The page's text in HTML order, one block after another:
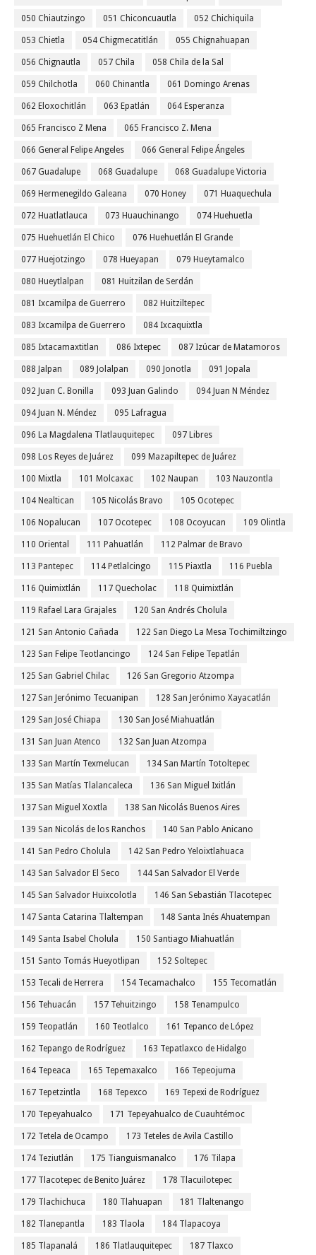
050 Chiautzingo 051 Chiconcuautla 052 Chichiquila
053 Chietla 054 Chigmecatitlán 055 Chignahuapan
056 Chignautla 057 Chila 058 Chila de la Sal
059 Chilchotla 060 Chinantla 061 Domingo Arenas
062 Eloxochitlán 063 Epatlán 064 Esperanza
065 Francisco Z Mena 065 Francisco Z. Mena
066 General Felipe Angeles 066 General Felipe Ángeles
067 Guadalupe 068 Guadalupe 068 Guadalupe Victoria
069 Hermenegildo Galeana 070 Honey 071 Huaquechula
072 Huatlatlauca 073 Huauchinango 074 Huehuetla
075 Huehuetlán El Chico 076 Huehuetlán El Grande
077 Huejotzingo 078 Hueyapan 079 Hueytamalco
080 Hueytlalpan 081 Huitzilan de Serdán
081 Ixcamilpa de Guerrero 082 Huitziltepec
083 Ixcamilpa de Guerrero 084 Ixcaquixtla
085 Ixtacamaxtitlan 086 Ixtepec 087 Izúcar de Matamoros
088 Jalpan 089 Jolalpan 090 Jonotla 091 Jopala
092 Juan C. Bonilla 093 Juan Galindo 094 Juan N Méndez
094 Juan N. Méndez 095 Lafragua
096 La Magdalena Tlatlauquitepec 097 Libres
098 Los Reyes de Juárez 099 Mazapiltepec de Juárez
100 Mixtla 101 Molcaxac 102 Naupan 103 Nauzontla
104 Nealtican 105 Nicolás Bravo 105 Ocotepec
106 Nopalucan 107 Ocotepec 108 Ocoyucan 109 Olintla
110 Oriental 111 Pahuatlán 112 Palmar de Bravo
113 Pantepec 114 Petlalcingo 115 Piaxtla 116 Puebla
116 Quimixtlán 117 Quecholac 118 Quimixtlán
119 Rafael Lara Grajales 120 San Andrés Cholula
121 San Antonio Cañada 122 San Diego La Mesa Tochimiltzingo
123 San Felipe Teotlancingo 124 San Felipe Tepatlán
125 San Gabriel Chilac 126 San Gregorio Atzompa
127 San Jerónimo Tecuanipan 128 San Jerónimo Xayacatlán
129 San José Chiapa 130 San José Miahuatlán
131 San Juan Atenco 132 San Juan Atzompa
133 San Martín Texmelucan 134 San Martín Totoltepec
135 San Matías Tlalancaleca 136 San Miguel Ixitlán
137 San Miguel Xoxtla 138 San Nicolás Buenos Aires
139 San Nicolás de los Ranchos 140 San Pablo Anicano
141 San Pedro Cholula 142 San Pedro Yeloixtlahuaca
143 San Salvador El Seco 144 San Salvador El Verde
145 San Salvador Huixcolotla 146 San Sebastián Tlacotepec
147 Santa Catarina Tlaltempan 148 Santa Inés Ahuatempan
149 Santa Isabel Cholula 150 Santiago Miahuatlán
151 Santo Tomás Hueyotlipan 152 Soltepec
153 Tecali de Herrera 154 Tecamachalco 155 Tecomatlán
156 Tehuacán 157 Tehuitzingo 158 Tenampulco
159 Teopatlán 160 Teotlalco 161 Tepanco de López
162 Tepango de Rodríguez 163 Tepatlaxco de Hidalgo
164 Tepeaca 165 Tepemaxalco 166 Tepeojuma
167 Tepetzintla 168 Tepexco 169 Tepexi de Rodríguez
170 Tepeyahualco 171 Tepeyahualco de Cuauhtémoc
172 Tetela de Ocampo 173 Teteles de Avila Castillo
174 Teziutlán 175 Tianguismanalco 176 Tilapa
177 Tlacotepec de Benito Juárez 178 Tlacuilotepec
179 Tlachichuca 180 Tlahuapan 181 Tlaltenango
182 Tlanepantla 183 Tlaola 184 Tlapacoya
185 Tlapanalá 186 Tlatlauquitepec 187 Tlaxco